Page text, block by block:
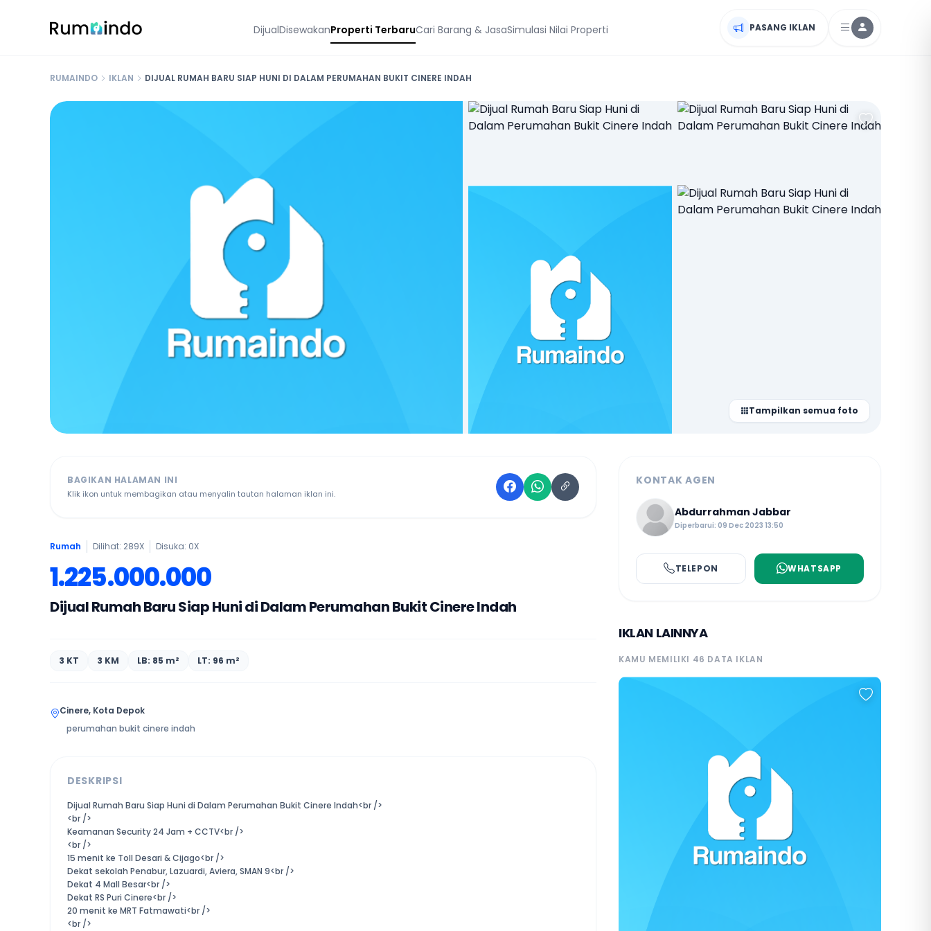
DijualDisewakanProperti TerbaruCari Barang & JasaSimulasi Nilai Properti PASANG IKLAN
RUMAINDO IKLAN DIJUAL RUMAH BARU SIAP HUNI DI DALAM PERUMAHAN BUKIT CINERE INDAH
Tampilkan semua foto
BAGIKAN HALAMAN INI
Klik ikon untuk membagikan atau menyalin tautan halaman iklan ini.
Rumah Dilihat: 289X Disuka: 0X
1.225.000.000
Dijual Rumah Baru Siap Huni di Dalam Perumahan Bukit Cinere Indah
3 KT 3 KM LB: 85 m² LT: 96 m²
Cinere, Kota Depok
perumahan bukit cinere indah
DESKRIPSI
Dijual Rumah Baru Siap Huni di Dalam Perumahan Bukit Cinere Indah<br />
<br />
Keamanan Security 24 Jam + CCTV<br />
<br />
15 menit ke Toll Desari & Cijago<br />
Dekat sekolah Penabur, Lazuardi, Aviera, SMAN 9<br />
Dekat 4 Mall Besar<br />
Dekat RS Puri Cinere<br />
20 menit ke MRT Fatmawati<br />
<br />
KONTAK AGEN
Abdurrahman Jabbar
Diperbarui: 09 Dec 2023 13:50
TELEPON WHATSAPP
IKLAN LAINNYA
KAMU MEMILIKI 46 DATA IKLAN